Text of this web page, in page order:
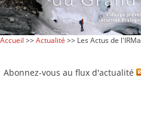
Accueil >>Actualité >> Les Actus de l'IRMa
Abonnez-vous au flux d'actualité